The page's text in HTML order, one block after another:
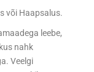
või Haapsalus.
leebe,
nahk
Veelgi